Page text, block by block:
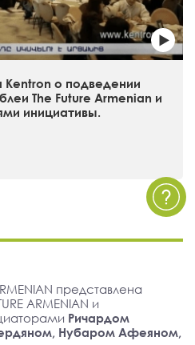
о подведении
The Future Armenian и
инициативы.
представлена
ARMENIAN и
Ричардом
Нубаром Афеяном,